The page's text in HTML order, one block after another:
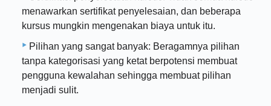
menawarkan sertifikat penyelesaian, dan beberapa
kursus mungkin mengenakan biaya untuk itu.
Pilihan yang sangat banyak: Beragamnya pilihan
tanpa kategorisasi yang ketat berpotensi membuat
pengguna kewalahan sehingga membuat pilihan
menjadi sulit.